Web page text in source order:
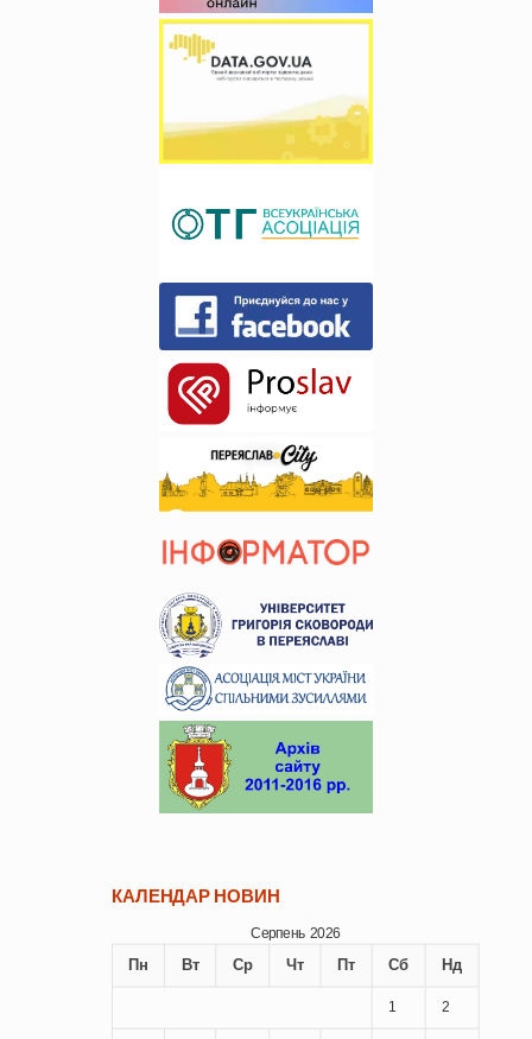
КАЛЕНДАР НОВИН
Серпень 2026
Пн Вт Ср Чт Пт Сб Нд
1 2